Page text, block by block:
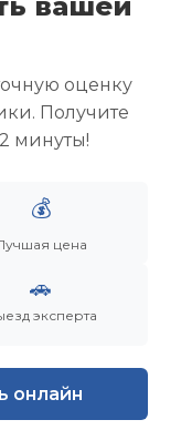
оценку
Получите
минуты!
💰
цена
🚗
эксперта
онлайн